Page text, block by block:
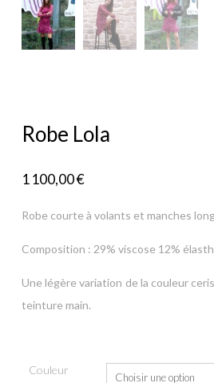
Robe Lola
1 100,00€
Robe courte à volants et manches
Composition : 29% viscose 12%
Une légère variation de la couleur
teinture main.
Couleur